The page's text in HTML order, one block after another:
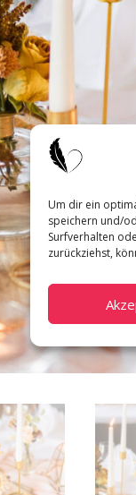
Um dir ein
speichern und/
Surfverhalten
zurückziehst,